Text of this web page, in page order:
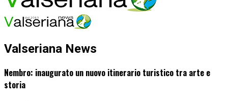
Valseriana News
Nembro: inaugurato un nuovo itinerario turistico tra arte e
storia